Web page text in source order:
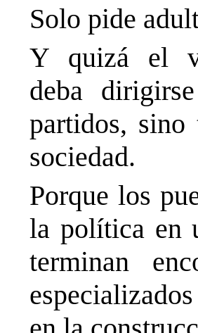
Solo pide
Y quizá el
deba
partidos,
sociedad.
Porque los
la política en
terminan